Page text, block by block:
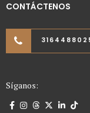
CONTÁCTENOS
Síganos: